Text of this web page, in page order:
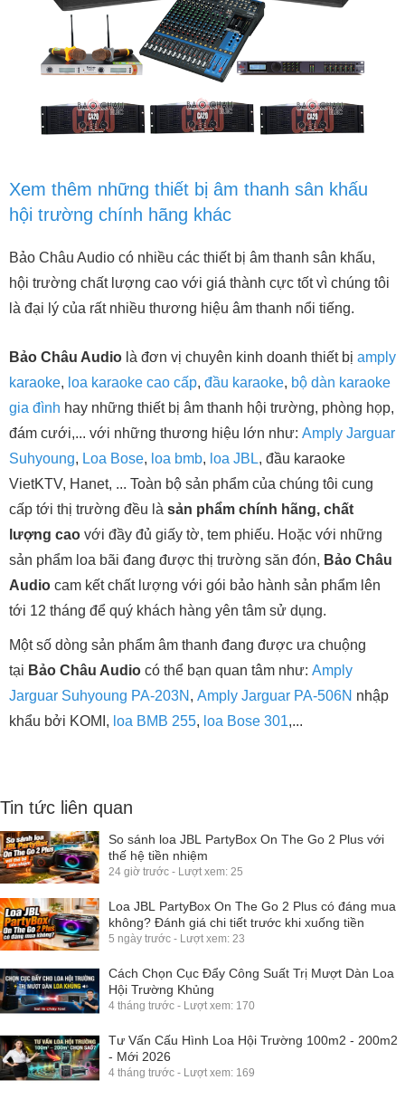
Xem thêm những thiết bị âm thanh sân khấu
hội trường chính hãng khác
Bảo Châu Audio có nhiều các thiết bị âm thanh sân khấu,
hội trường chất lượng cao với giá thành cực tốt vì chúng tôi
là đại lý của rất nhiều thương hiệu âm thanh nổi tiếng.
Bảo Châu Audio là đơn vị chuyên kinh doanh thiết bị amply
karaoke, loa karaoke cao cấp, đầu karaoke, bộ dàn karaoke
gia đình hay những thiết bị âm thanh hội trường, phòng họp,
đám cưới,... với những thương hiệu lớn như: Amply Jarguar
Suhyoung, Loa Bose, loa bmb, loa JBL, đầu karaoke
VietKTV, Hanet, ... Toàn bộ sản phẩm của chúng tôi cung
cấp tới thị trường đều là sản phẩm chính hãng, chất
lượng cao với đầy đủ giấy tờ, tem phiếu. Hoặc với những
sản phẩm loa bãi đang được thị trường săn đón, Bảo Châu
Audio cam kết chất lượng với gói bảo hành sản phẩm lên
tới 12 tháng để quý khách hàng yên tâm sử dụng.
Một số dòng sản phẩm âm thanh đang được ưa chuộng
tại Bảo Châu Audio có thể bạn quan tâm như: Amply
Jarguar Suhyoung PA-203N , Amply Jarguar PA-506N nhập
khẩu bởi KOMI, loa BMB 255, loa Bose 301,...
Tin tức liên quan
So sánh loa JBL PartyBox On The Go 2 Plus với
thế hệ tiền nhiệm
24 giờ trước - Lượt xem: 25
Loa JBL PartyBox On The Go 2 Plus có đáng mua
không? Đánh giá chi tiết trước khi xuống tiền
5 ngày trước - Lượt xem: 23
Cách Chọn Cục Đẩy Công Suất Trị Mượt Dàn Loa
Hội Trường Khủng
4 tháng trước - Lượt xem: 170
Tư Vấn Cấu Hình Loa Hội Trường 100m2 - 200m2
- Mới 2026
4 tháng trước - Lượt xem: 169